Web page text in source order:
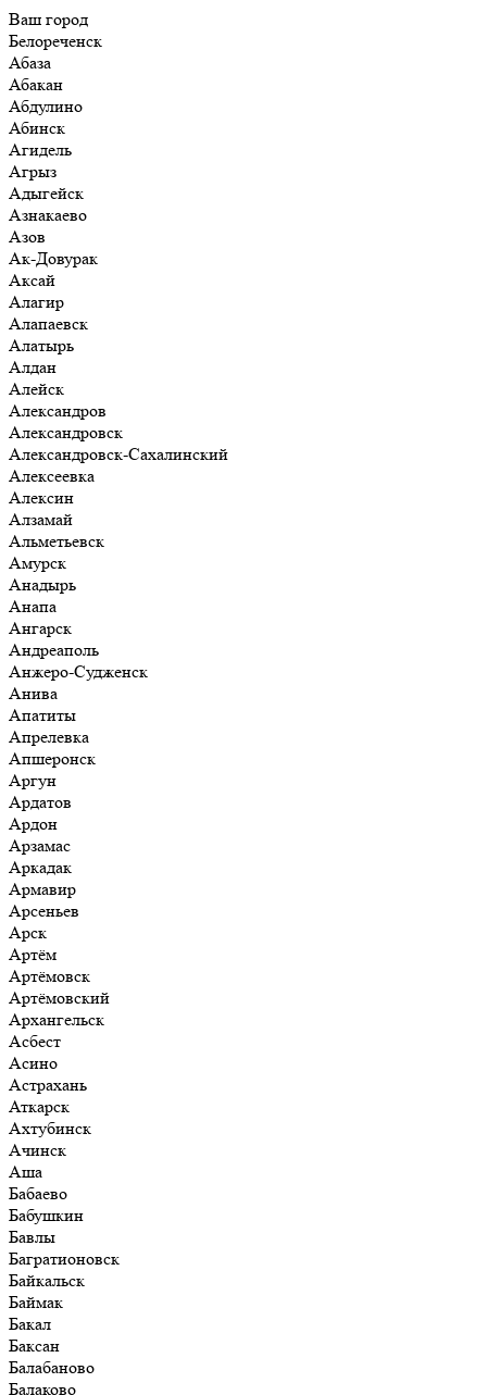
Ваш город
Белореченск
Абаза
Абакан
Абдулино
Абинск
Агидель
Агрыз
Адыгейск
Азнакаево
Азов
Ак-Довурак
Аксай
Алагир
Алапаевск
Алатырь
Алдан
Алейск
Александров
Александровск
Александровск-Сахалинский
Алексеевка
Алексин
Алзамай
Альметьевск
Амурск
Анадырь
Анапа
Ангарск
Андреаполь
Анжеро-Судженск
Анива
Апатиты
Апрелевка
Апшеронск
Аргун
Ардатов
Ардон
Арзамас
Аркадак
Армавир
Арсеньев
Арск
Артём
Артёмовск
Артёмовский
Архангельск
Асбест
Асино
Астрахань
Аткарск
Ахтубинск
Ачинск
Аша
Бабаево
Бабушкин
Бавлы
Багратионовск
Байкальск
Баймак
Бакал
Баксан
Балабаново
Балаково